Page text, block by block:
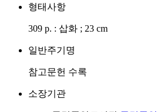
형태사항
309 p. : 삽화 ; 23 cm
일반주기명
참고문헌 수록
소장기관